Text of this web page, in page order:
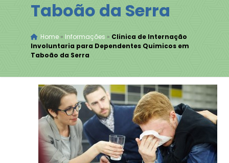
Taboão da Serra
Home» Informações » Clinica de Internação
Involuntaria para Dependentes Quimicos em
Taboão da Serra